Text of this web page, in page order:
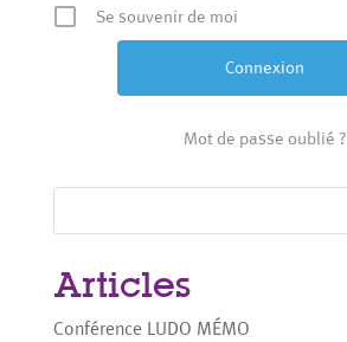
Se souvenir de moi
Mot de passe oublié ?
Articles
Conférence LUDO MÉMO